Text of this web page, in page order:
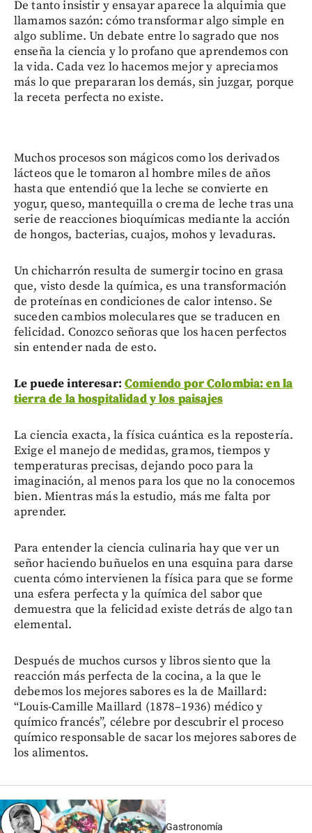
De tanto insistir y ensayar aparece la alquimia que
llamamos sazón: cómo transformar algo simple en
algo sublime. Un debate entre lo sagrado que nos
enseña la ciencia y lo profano que aprendemos con
la vida. Cada vez lo hacemos mejor y apreciamos
más lo que prepararan los demás, sin juzgar, porque
la receta perfecta no existe.
Muchos procesos son mágicos como los derivados
lácteos que le tomaron al hombre miles de años
hasta que entendió que la leche se convierte en
yogur, queso, mantequilla o crema de leche tras una
serie de reacciones bioquímicas mediante la acción
de hongos, bacterias, cuajos, mohos y levaduras.
Un chicharrón resulta de sumergir tocino en grasa
que, visto desde la química, es una transformación
de proteínas en condiciones de calor intenso. Se
suceden cambios moleculares que se traducen en
felicidad. Conozco señoras que los hacen perfectos
sin entender nada de esto.
Le puede interesar: Comiendo por Colombia: en la
tierra de la hospitalidad y los paisajes
La ciencia exacta, la física cuántica es la repostería.
Exige el manejo de medidas, gramos, tiempos y
temperaturas precisas, dejando poco para la
imaginación, al menos para los que no la conocemos
bien. Mientras más la estudio, más me falta por
aprender.
Para entender la ciencia culinaria hay que ver un
señor haciendo buñuelos en una esquina para darse
cuenta cómo intervienen la física para que se forme
una esfera perfecta y la química del sabor que
demuestra que la felicidad existe detrás de algo tan
elemental.
Después de muchos cursos y libros siento que la
reacción más perfecta de la cocina, a la que le
debemos los mejores sabores es la de Maillard:
“Louis-Camille Maillard (1878–1936) médico y
químico francés”, célebre por descubrir el proceso
químico responsable de sacar los mejores sabores de
los alimentos.
Gastronomía